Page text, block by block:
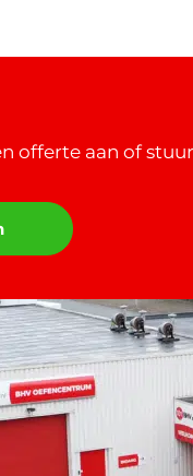
offerte aan of